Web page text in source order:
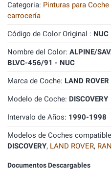
Categoria: Pinturas para
carrocería
Código de Color Original : NUC
Nombre del Color: ALPINE/
BLVC-456/91 - NUC
Marca de Coche: LAND ROVER
Modelo de Coche: DISCOVERY
Intervalo de Años: 1990-1998
Modelos de Coches
DISCOVERY, LAND ROVER,
Documentos Descargables